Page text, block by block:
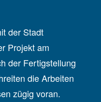
der Stadt
Projekt am
der Fertigstellung
die Arbeiten
zügig voran.